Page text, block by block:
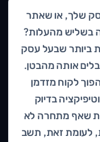
שלך, או שאתר
בשליש מהעלות?
ביותר שבעל עסק
אותה מהבטן.
לקוח מזדמן
בדיוק
שאף מתחרה לא
לעומת זאת, תשב